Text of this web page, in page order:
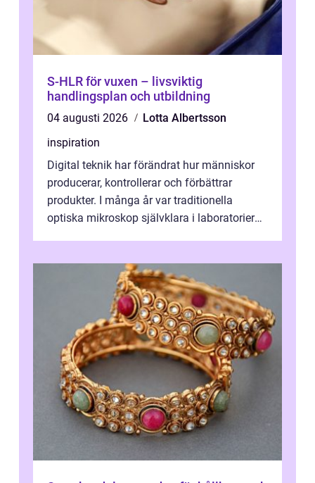
S-HLR för vuxen – livsviktig
handlingsplan och utbildning
04 augusti 2026
Lotta Albertsson
inspiration
Digital teknik har förändrat hur människor
producerar, kontrollerar och förbättrar
produkter. I många år var traditionella
optiska mikroskop självklara i laboratorier